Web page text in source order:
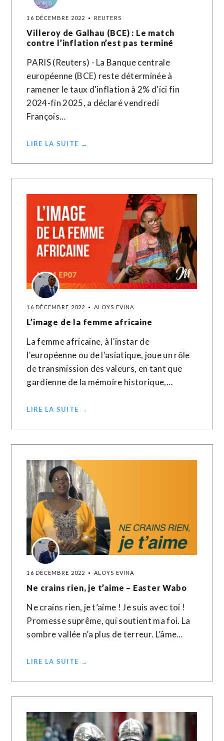
16 DÉCEMBRE 2022 REUTERS
Villeroy de Galhau (BCE) : Le match
contre l’inflation n’est pas terminé
PARIS (Reuters) - La Banque centrale
européenne (BCE) reste déterminée à
ramener le taux d'inflation à 2% d'ici fin
2024-fin 2025, a déclaré vendredi
François…
LIRE LA SUITE →
16 DÉCEMBRE 2022 ALOYS EVINA
L’image de la femme africaine
La femme africaine, à l'instar de
l'européenne ou de l'asiatique, joue un rôle
de transmission des valeurs, en tant que
gardienne de la mémoire historique,…
LIRE LA SUITE →
16 DÉCEMBRE 2022 ALOYS EVINA
Ne crains rien, je t’aime – Easter Wabo
Ne crains rien, je t’aime ! Je suis avec toi !
Promesse suprême, qui soutient ma foi. La
sombre vallée n’a plus de terreur. L’âme…
LIRE LA SUITE →